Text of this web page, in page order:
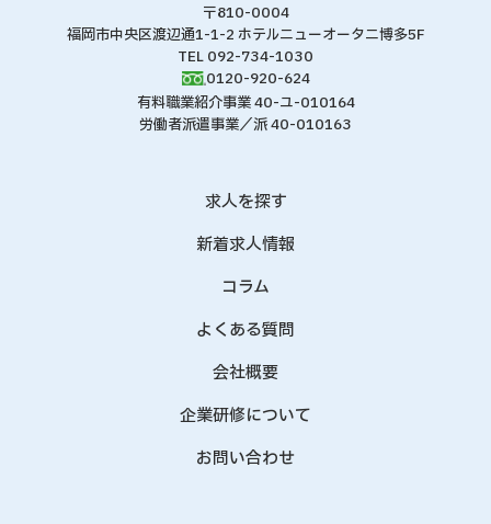
〒810-0004
福岡市中央区渡辺通1-1-2 ホテルニューオータニ博多5F
TEL 092-734-1030
0120-920-624
有料職業紹介事業 40-ユ-010164
労働者派遣事業／派 40-010163
求人を探す
新着求人情報
コラム
よくある質問
会社概要
企業研修について
お問い合わせ